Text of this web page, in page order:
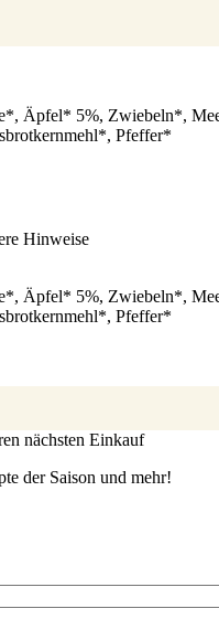
Äpfel* 5%, Zwiebeln*,
Pfeffer*
Hinweise
Äpfel* 5%, Zwiebeln*,
Pfeffer*
nächsten Einkauf
der Saison und mehr!